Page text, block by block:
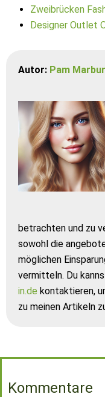
Zweibrücken
Designer Outlet
Autor: Pam
betrachten und zu
sowohl die
möglichen
vermitteln. Du
in.de kontaktieren,
zu meinen Artikeln
Kommentare